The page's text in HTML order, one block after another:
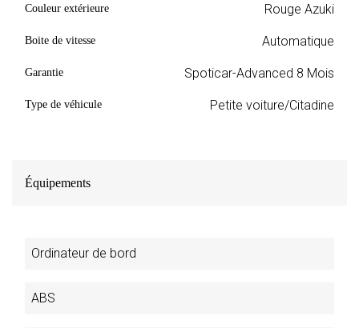
Couleur extérieure Rouge Azuki
Boite de vitesse Automatique
Garantie Spoticar-Advanced 8 Mois
Type de véhicule Petite voiture/Citadine
Équipements
Ordinateur de bord
ABS